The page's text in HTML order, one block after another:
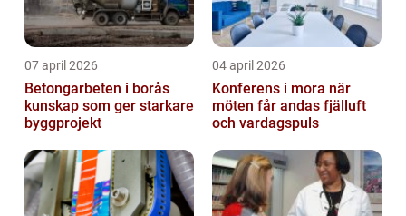
07 april 2026
Betongarbeten i borås
kunskap som ger starkare
byggprojekt
04 april 2026
Konferens i mora när
möten får andas fjälluft
och vardagspuls